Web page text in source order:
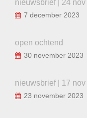
nieuwsbrief | 24 nov
7 december 2023
open ochtend
30 november 2023
nieuwsbrief | 17 nov
23 november 2023